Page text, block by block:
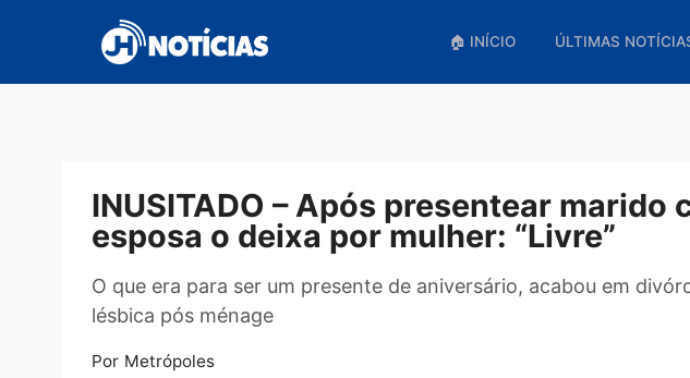
conteúdo
🏠 INÍCIO
INUSITADO – Após presentear
esposa o deixa por mulher: “Livre”
O que era para ser um presente de aniversário, acabou
lésbica pós ménage